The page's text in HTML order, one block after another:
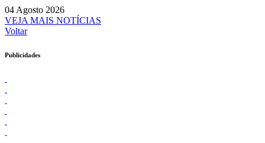
04 Agosto 2026
VEJA MAIS NOTÍCIAS
Voltar
Publicidades